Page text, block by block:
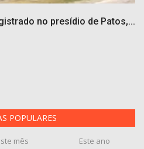
no presídio de Patos,...
POPULARES
mês Este ano